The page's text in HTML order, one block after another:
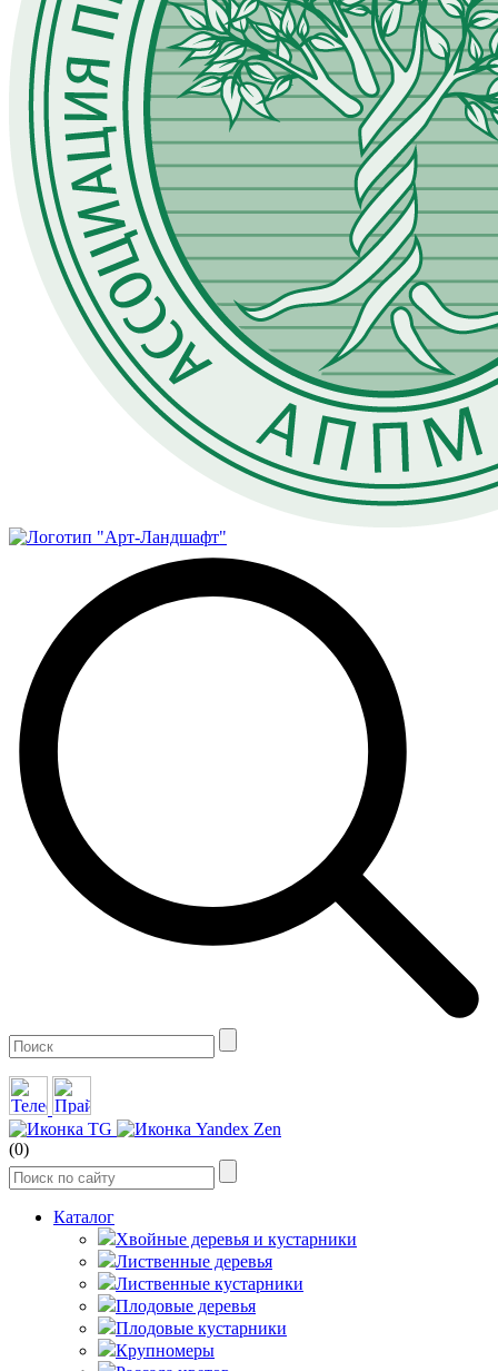
(0)
Каталог
Хвойные деревья и кустарники
Лиственные деревья
Лиственные кустарники
Плодовые деревья
Плодовые кустарники
Крупномеры